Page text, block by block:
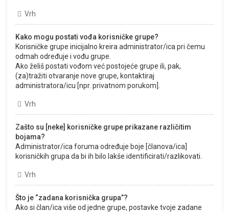
Vrh
Kako mogu postati vođa korisničke grupe?
Korisničke grupe inicijalno kreira administrator/ica pri čemu
odmah određuje i vođu grupe.
Ako želiš postati vođom već postojeće grupe ili, pak,
(za)tražiti otvaranje nove grupe, kontaktiraj
administratora/icu [npr. privatnom porukom].
Vrh
Zašto su [neke] korisničke grupe prikazane različitim
bojama?
Administrator/ica foruma određuje boje [članova/ica]
korisničkih grupa da bi ih bilo lakše identificirati/razlikovati.
Vrh
Što je “zadana korisnička grupa”?
Ako si član/ica više od jedne grupe, postavke tvoje zadane